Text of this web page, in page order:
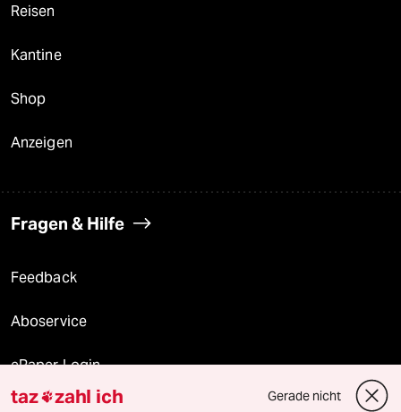
Reisen
Kantine
Shop
Anzeigen
Fragen & Hilfe
Feedback
Aboservice
ePaper Login
taz zahl ich Gerade nicht